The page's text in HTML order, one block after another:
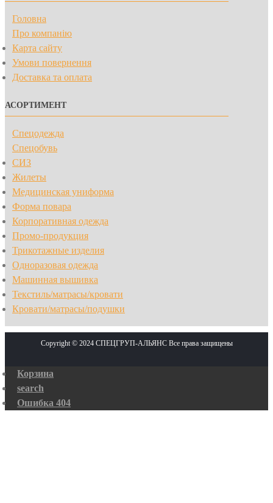
Головна
Про компанію
Карта сайту
Умови повернення
Доставка та оплата
АСОРТИМЕНТ
Спецодежда
Спецобувь
СИЗ
Жилеты
Медицинская униформа
Форма повара
Корпоративная одежда
Промо-продукция
Трикотажные изделия
Одноразовая одежда
Машинная вышивка
Текстиль/матрасы/кровати
Кровати/матрасы/подушки
Copyright © 2024 СПЕЦГРУП-АЛЬЯНС Все права защищены
Корзина
search
Ошибка 404